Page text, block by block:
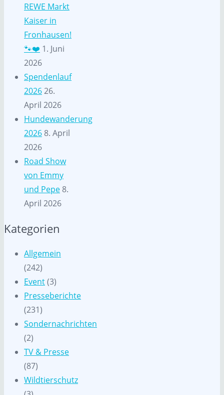
REWE Markt
Kaiser in
Fronhausen!
🐾❤️ 1. Juni
2026
Spendenlauf
202626.
April 2026
Hundewanderung
2026 8. April
2026
Road Show
von Emmy
und Pepe 8.
April 2026
Kategorien
Allgemein
(242)
Event(3)
Presseberichte
(231)
Sondernachrichten
(2)
TV & Presse
(87)
Wildtierschutz